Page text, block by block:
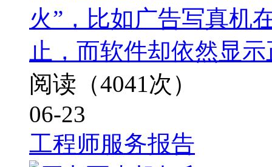
火”，比如广告写真机
止，而软件却依然显
阅读（4041次）
06-23
工程师服务报告